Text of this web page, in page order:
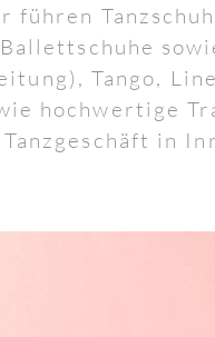
führen
Tango,
hochwertige
in